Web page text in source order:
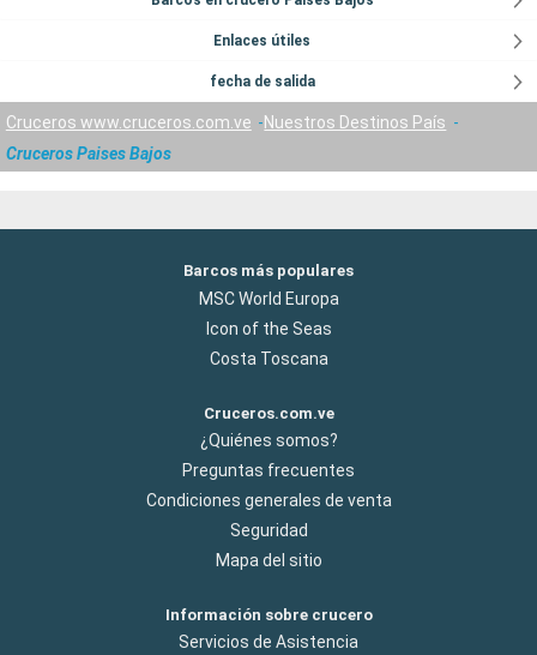
Enlaces útiles
fecha de salida
Cruceros www.cruceros.com.ve
Nuestros Destinos País
Cruceros Paises Bajos
Barcos más populares
MSC World Europa
Icon of the Seas
Costa Toscana
Cruceros.com.ve
¿Quiénes somos?
Preguntas frecuentes
Condiciones generales de venta
Seguridad
Mapa del sitio
Información sobre crucero
Servicios de Asistencia